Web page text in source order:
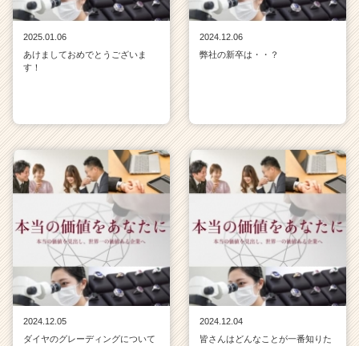
2025.01.06
あけましておめでとうございま
す！
2024.12.06
弊社の新卒は・・？
2024.12.05
ダイヤのグレーディングについて
2024.12.04
皆さんはどんなことが一番知りた